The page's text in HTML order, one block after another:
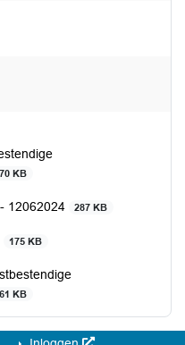
70 KB
12062024 287 KB
175 KB
61 KB